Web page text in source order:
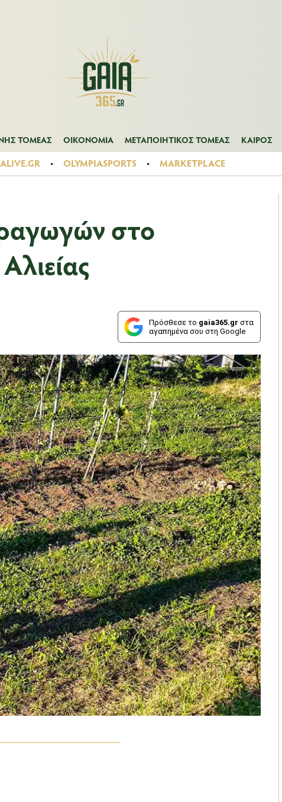
ΤΟΜΕΑΣ ΟΙΚΟΝΟΜΙΑ ΜΕΤΑΠΟΙΗΤΙΚΟΣ ΤΟΜΕΑΣ ΚΑΙΡΟΣ
OLYMPIASPORTS MARKETPLACE
στο
Πρόσθεσε το gaia365.gr στα
αγαπημένα σου στη Google